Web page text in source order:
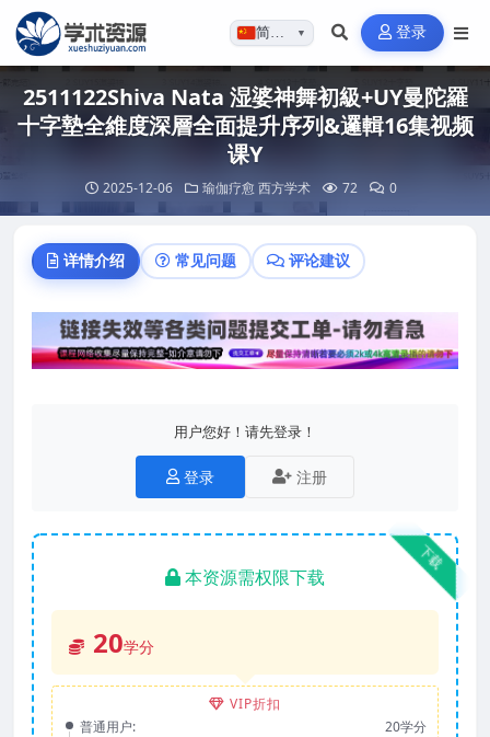
简体…▼ 登录
2511122Shiva Nata 湿婆神舞初級+UY曼陀羅
十字墊全維度深層全面提升序列&邏輯16集视频
课Y
2025-12-06 瑜伽疗愈 西方学术 72 0
详情介绍 常见问题 评论建议
用户您好！请先登录！
登录 注册
下载
本资源需权限下载
20学分
VIP折扣
普通用户:
20学分